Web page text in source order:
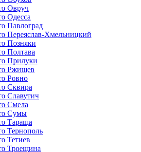
Овруч
Одесса
Павлоград
Переяслав-Хмельницкий
Позняки
Полтава
Прилуки
Ржищев
Ровно
Сквира
Славутич
Смела
Сумы
Тараща
Тернополь
Тетиев
Троещина